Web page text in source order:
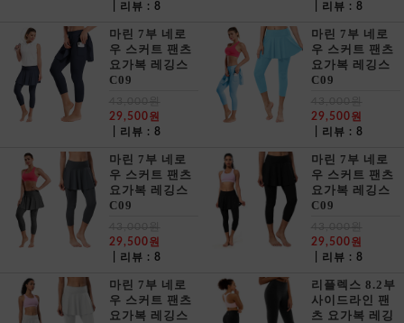
| 리뷰 : 8
| 리뷰 : 8
마린 7부 네로
우 스커트 팬츠
요가복 레깅스
C09
29,500원
| 리뷰 : 8
마린 7부 네로
우 스커트 팬츠
요가복 레깅스
C09
29,500원
| 리뷰 : 8
마린 7부 네로
우 스커트 팬츠
요가복 레깅스
C09
29,500원
| 리뷰 : 8
마린 7부 네로
우 스커트 팬츠
요가복 레깅스
C09
29,500원
| 리뷰 : 8
마린 7부 네로
우 스커트 팬츠
요가복 레깅스
리플렉스 8.2부
사이드라인 팬
츠 요가복 레깅